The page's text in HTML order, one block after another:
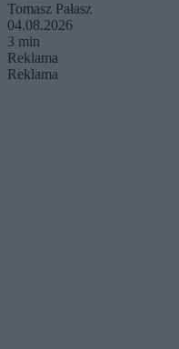
Tomasz Pałasz
04.08.2026
3 min
Reklama
Reklama